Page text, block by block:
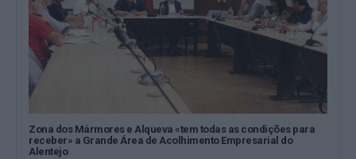
Zona dos Mármores e Alqueva «tem todas as condições para
receber» a Grande Área de Acolhimento Empresarial do
Alentejo